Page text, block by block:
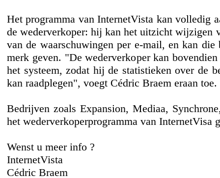
Het programma van InternetVista kan volledig
de wederverkoper: hij kan het uitzicht wijzigen
van de waarschuwingen per e-mail, en kan
merk geven. "De wederverkoper kan
het systeem, zodat hij de statistieken over de
kan raadplegen", voegt Cédric Braem eraan toe.
Bedrijven zoals Expansion, Mediaa,
het wederverkoperprogramma van InternetVisa
Wenst u meer info ?
InternetVista
Cédric Braem